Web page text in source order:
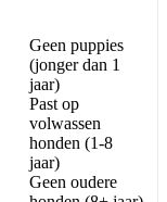
Geen puppies
(jonger dan 1
jaar)
Past op
volwassen
honden (1-8
jaar)
Geen oudere